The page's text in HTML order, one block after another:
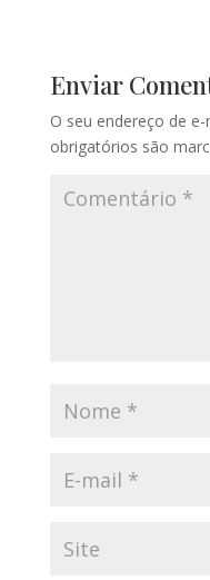
Enviar
O seu endereço de
obrigatórios são